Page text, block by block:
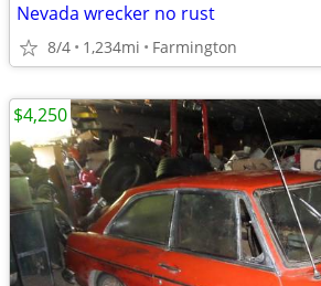
Nevada wrecker no rust
8/4 1,234mi Farmington
$4,250